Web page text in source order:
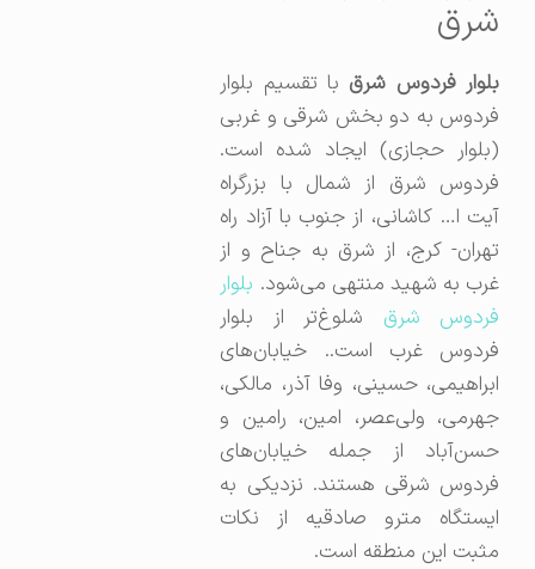
شرق
بلوار فردوس شرقبا تقسیم بلوار
فردوس به دو بخش شرقی و غربی
(بلوار حجازی) ایجاد شده است.
فردوس شرق از شمال با بزرگراه
آیت‌ ا… کاشانی، از جنوب با آزاد راه
تهران- کرج، از شرق به جناح و از
غرب به شهید منتهی می‌شود.بلوار
فردوس شرقشلوغ‌تر از بلوار
فردوس غرب است.. خیابان‌های
ابراهیمی، حسینی، وفا آذر، مالکی،
جهرمی، ولی‌عصر، امین، رامین و
حسن‌آباد از جمله خیابان‌های
فردوس شرقی هستند. نزدیکی به
ایستگاه مترو صادقیه از نکات
مثبت این منطقه است.